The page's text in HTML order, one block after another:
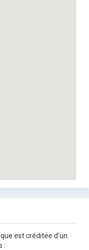
est créditée d'un
: